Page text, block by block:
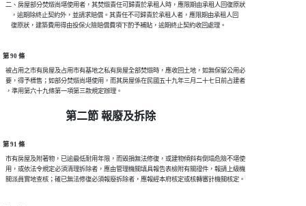
  二、房屋部分焚燬尚堪使用者，其焚燬責任可歸責於承租人時，應限期由承租人回復原狀
      ，逾期除終止契約外，並請求賠償。其責任不可歸責於承租人者，應限期由承租人回
第 90 條
  被占用之市有房屋及占用市有基地之私有房屋全部焚燬時，應收回土地，如無保留公用必
  要，得予標售；如部分焚燬尚堪使用，而其房屋係在民國五十九年三月二十七日前占建者
第二節 報廢及拆除
第 91 條
  市有房屋及附著物，已逾最低耐用年限，而毀損無法修復，或建物傾斜有倒塌危險不堪使
  用，或依法令規定必須清理拆除者，應由管理機關填具報告表檢附有關證件，報請上級機